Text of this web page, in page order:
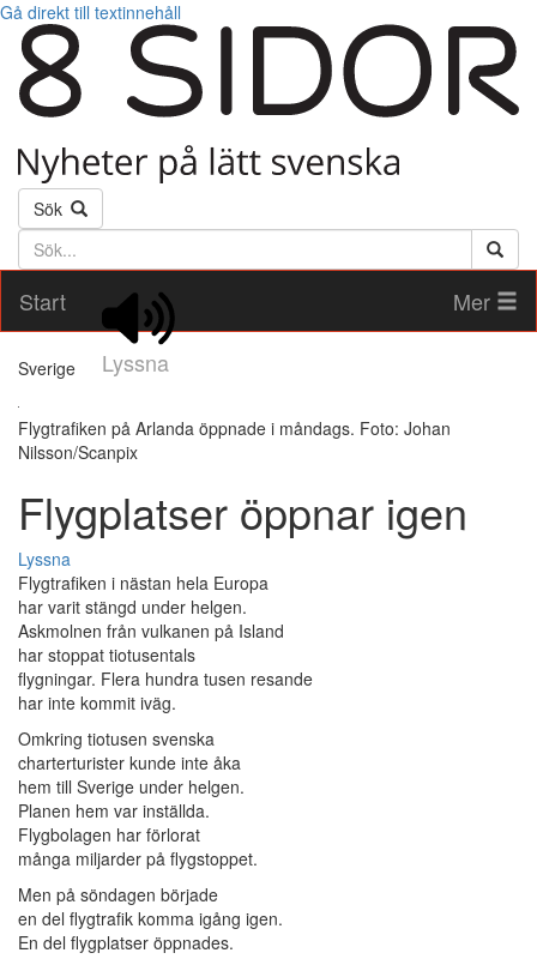
Gå direkt till textinnehåll
Sök
Söktext
Start
Lyssna
Mer
Sverige
Flygtrafiken på Arlanda öppnade i måndags. Foto: Johan
Nilsson/Scanpix
Flygplatser öppnar igen
Lyssna
Flygtrafiken i nästan hela Europa
har varit stängd under helgen.
Askmolnen från vulkanen på Island
har stoppat tiotusentals
flygningar. Flera hundra tusen resande
har inte kommit iväg.
Omkring tiotusen svenska
charterturister kunde inte åka
hem till Sverige under helgen.
Planen hem var inställda.
Flygbolagen har förlorat
många miljarder på flygstoppet.
Men på söndagen började
en del flygtrafik komma igång igen.
En del flygplatser öppnades.